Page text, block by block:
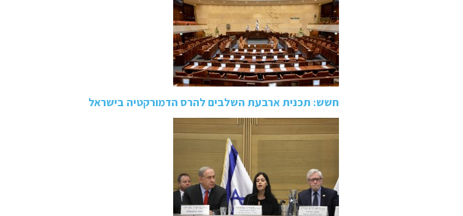
חשש: תכנית ארבעת השלבים להרס הדמורקטיה בישראל